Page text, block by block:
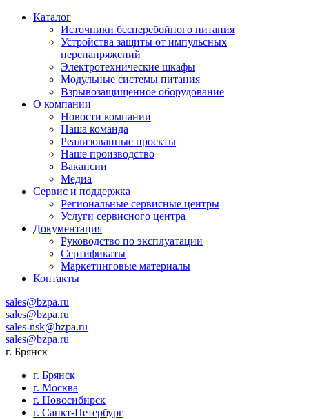
Каталог
Источники бесперебойного питания
Устройства защиты от импульсных
перенапряжений
Электротехнические шкафы
Модульные системы питания
Взрывозащищенное оборудование
О компании
Новости компании
Наша команда
Реализованные проекты
Наше производство
Вакансии
Медиа
Сервис и поддержка
Региональные сервисные центры
Услуги сервисного центра
Документация
Руководство по эксплуатации
Сертификаты
Маркетинговые материалы
Контакты
sales@bzpa.ru
sales@bzpa.ru
sales-nsk@bzpa.ru
sales@bzpa.ru
г. Брянск
г. Брянск
г. Москва
г. Новосибирск
г. Санкт-Петербург